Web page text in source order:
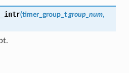
(timer_group_t group_num,